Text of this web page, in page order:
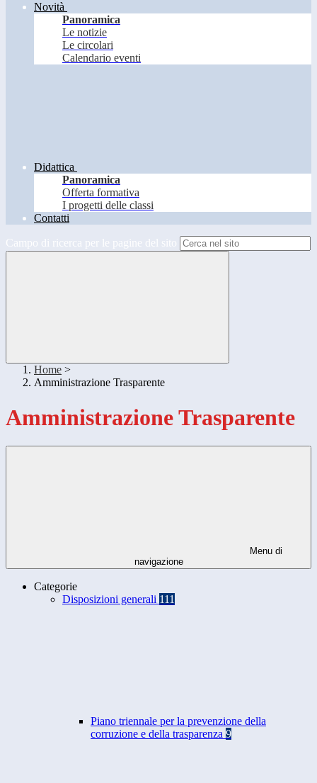
Novità
Panoramica
Le notizie
Le circolari
Calendario eventi
Didattica
Panoramica
Offerta formativa
I progetti delle classi
Contatti
Campo di ricerca per le pagine del sito
Home >
Amministrazione Trasparente
Amministrazione Trasparente
Menu di
navigazione
Categorie
Disposizioni generali 111
Piano triennale per la prevenzione della
corruzione e della trasparenza 9